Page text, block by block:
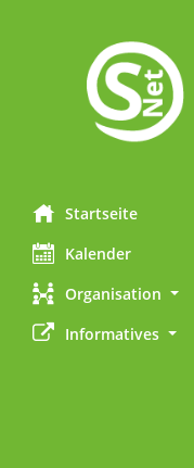
Startseite
Kalender
Organisation
Informatives